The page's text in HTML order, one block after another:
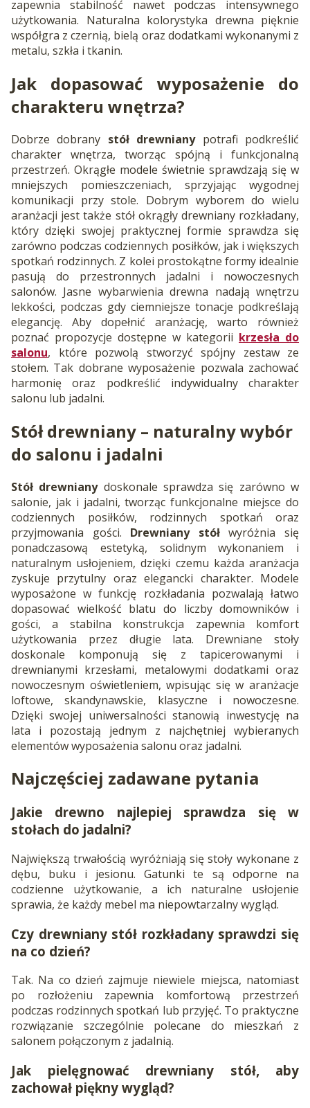
zapewnia stabilność nawet podczas intensywnego
użytkowania. Naturalna kolorystyka drewna pięknie
współgra z czernią, bielą oraz dodatkami wykonanymi z
metalu, szkła i tkanin.
Jak dopasować wyposażenie do
charakteru wnętrza?
Dobrze dobrany stół drewnianypotrafi podkreślić
charakter wnętrza, tworząc spójną i funkcjonalną
przestrzeń. Okrągłe modele świetnie sprawdzają się w
mniejszych pomieszczeniach, sprzyjając wygodnej
komunikacji przy stole. Dobrym wyborem do wielu
aranżacji jest także stół okrągły drewniany rozkładany,
który dzięki swojej praktycznej formie sprawdza się
zarówno podczas codziennych posiłków, jak i większych
spotkań rodzinnych. Z kolei prostokątne formy idealnie
pasują do przestronnych jadalni i nowoczesnych
salonów. Jasne wybarwienia drewna nadają wnętrzu
lekkości, podczas gdy ciemniejsze tonacje podkreślają
elegancję. Aby dopełnić aranżację, warto również
poznać propozycje dostępne w kategorii krzesła do
salonu, które pozwolą stworzyć spójny zestaw ze
stołem. Tak dobrane wyposażenie pozwala zachować
harmonię oraz podkreślić indywidualny charakter
salonu lub jadalni.
Stół drewniany – naturalny wybór
do salonu i jadalni
Stół drewnianydoskonale sprawdza się zarówno w
salonie, jak i jadalni, tworząc funkcjonalne miejsce do
codziennych posiłków, rodzinnych spotkań oraz
przyjmowania gości. Drewniany stółwyróżnia się
ponadczasową estetyką, solidnym wykonaniem i
naturalnym usłojeniem, dzięki czemu każda aranżacja
zyskuje przytulny oraz elegancki charakter. Modele
wyposażone w funkcję rozkładania pozwalają łatwo
dopasować wielkość blatu do liczby domowników i
gości, a stabilna konstrukcja zapewnia komfort
użytkowania przez długie lata. Drewniane stoły
doskonale komponują się z tapicerowanymi i
drewnianymi krzesłami, metalowymi dodatkami oraz
nowoczesnym oświetleniem, wpisując się w aranżacje
loftowe, skandynawskie, klasyczne i nowoczesne.
Dzięki swojej uniwersalności stanowią inwestycję na
lata i pozostają jednym z najchętniej wybieranych
elementów wyposażenia salonu oraz jadalni.
Najczęściej zadawane pytania
Jakie drewno najlepiej sprawdza się w
stołach do jadalni?
Największą trwałością wyróżniają się stoły wykonane z
dębu, buku i jesionu. Gatunki te są odporne na
codzienne użytkowanie, a ich naturalne usłojenie
sprawia, że każdy mebel ma niepowtarzalny wygląd.
Czy drewniany stół rozkładany sprawdzi się
na co dzień?
Tak. Na co dzień zajmuje niewiele miejsca, natomiast
po rozłożeniu zapewnia komfortową przestrzeń
podczas rodzinnych spotkań lub przyjęć. To praktyczne
rozwiązanie szczególnie polecane do mieszkań z
salonem połączonym z jadalnią.
Jak pielęgnować drewniany stół, aby
zachował piękny wygląd?